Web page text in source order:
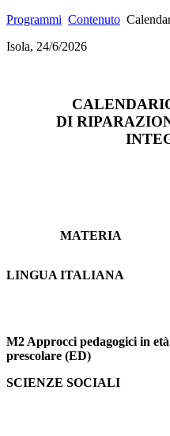
Programmi Contenuto
Isola, 24/6/2026
DI
MATERIA
LINGUA ITALIANA
M2 Approcci pedagogici in età
prescolare (ED)
SCIENZE SOCIALI